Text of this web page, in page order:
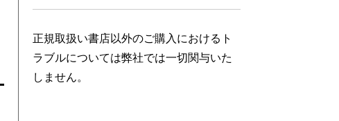
正規取扱い書店以外のご購入におけるト
ラブルについては弊社では一切関与いた
しません。